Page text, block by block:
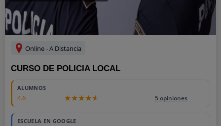
Online - A Distancia
CURSO DE POLICIA LOCAL
ALUMNOS
4.6 5 opiniones
ESCUELA EN GOOGLE